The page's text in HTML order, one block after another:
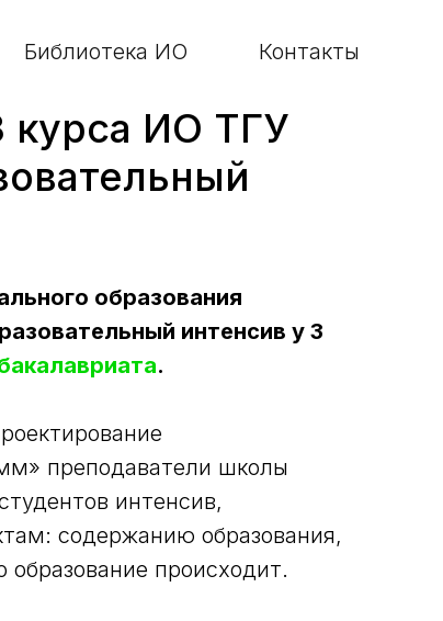
Контакты
Библиотека ИО
курса ИО ТГУ
образования
интенсив у 3
.
преподаватели школы
интенсив,
содержанию образования,
происходит.